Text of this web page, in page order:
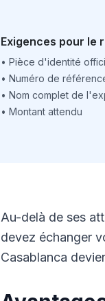
Exigences pour le
• Pièce d'identité
• Numéro de
• Nom complet de
• Montant attendu
Au-delà de ses
devez échanger
Casablanca